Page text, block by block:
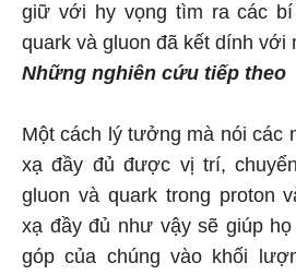
giữ với hy vọng tìm ra các
quark và gluon đã kết dính với
Những nghiên cứu tiếp theo
Một cách lý tưởng mà nói các
xạ đầy đủ được vị trí,
gluon và quark trong proton
xạ đầy đủ như vậy sẽ giúp
góp của chúng vào khối